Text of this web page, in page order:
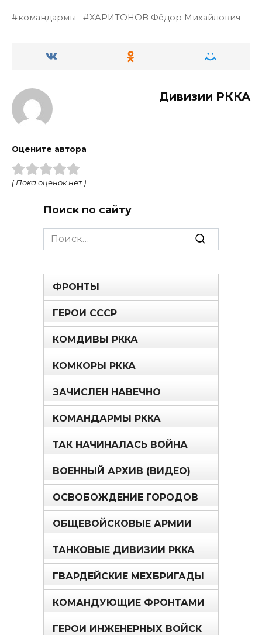
командармы ХАРИТОНОВ Фёдор Михайлович
Дивизии РККА
Оцените автора
( Пока оценок нет )
Поиск по сайту
Search
for:
ФРОНТЫ
ГЕРОИ СССР
КОМДИВЫ РККА
КОМКОРЫ РККА
ЗАЧИСЛЕН НАВЕЧНО
КОМАНДАРМЫ РККА
ТАК НАЧИНАЛАСЬ ВОЙНА
ВОЕННЫЙ АРХИВ (ВИДЕО)
ОСВОБОЖДЕНИЕ ГОРОДОВ
ОБЩЕВОЙСКОВЫЕ АРМИИ
ТАНКОВЫЕ ДИВИЗИИ РККА
ГВАРДЕЙСКИЕ МЕХБРИГАДЫ
КОМАНДУЮЩИЕ ФРОНТАМИ
ГЕРОИ ИНЖЕНЕРНЫХ ВОЙСК